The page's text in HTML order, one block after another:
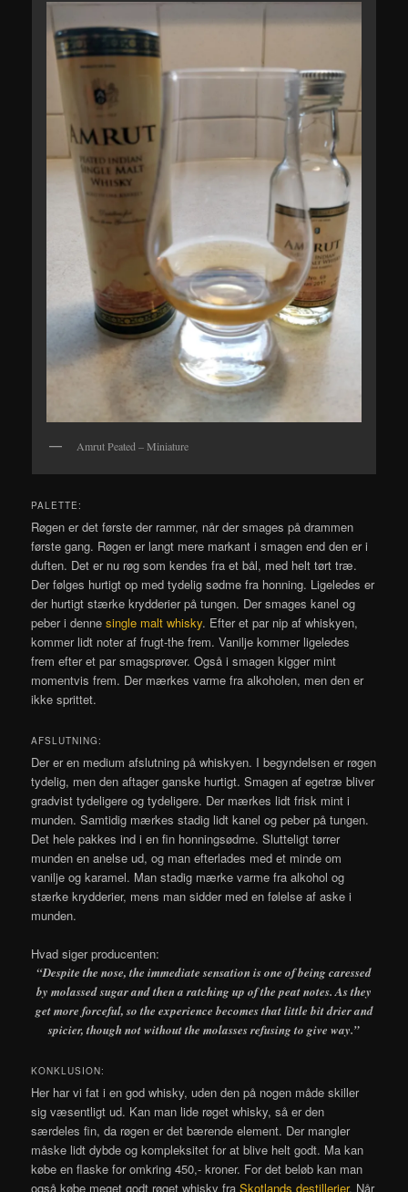
Amrut Peated – Miniature
PALETTE:
Røgen er det første der rammer, når der smages på drammen
første gang. Røgen er langt mere markant i smagen end den er i
duften. Det er nu røg som kendes fra et bål, med helt tørt træ.
Der følges hurtigt op med tydelig sødme fra honning. Ligeledes er
der hurtigt stærke krydderier på tungen. Der smages kanel og
peber i dennesingle malt whisky. Efter et par nip af whiskyen,
kommer lidt noter af frugt-the frem. Vanilje kommer ligeledes
frem efter et par smagsprøver. Også i smagen kigger mint
momentvis frem. Der mærkes varme fra alkoholen, men den er
ikke sprittet.
AFSLUTNING:
Der er en medium afslutning på whiskyen. I begyndelsen er røgen
tydelig, men den aftager ganske hurtigt. Smagen af egetræ bliver
gradvist tydeligere og tydeligere. Der mærkes lidt frisk mint i
munden. Samtidig mærkes stadig lidt kanel og peber på tungen.
Det hele pakkes ind i en fin honningsødme. Slutteligt tørrer
munden en anelse ud, og man efterlades med et minde om
vanilje og karamel. Man stadig mærke varme fra alkohol og
stærke krydderier, mens man sidder med en følelse af aske i
munden.
Hvad siger producenten:
“Despite the nose, the immediate sensation is one of being caressed
by molassed sugar and then a ratching up of the peat notes. As they
get more forceful, so the experience becomes that little bit drier and
spicier, though not without the molasses refusing to give way.”
KONKLUSION:
Her har vi fat i en god whisky, uden den på nogen måde skiller
sig væsentligt ud. Kan man lide røget whisky, så er den
særdeles fin, da røgen er det bærende element. Der mangler
måske lidt dybde og kompleksitet for at blive helt godt. Ma kan
købe en flaske for omkring 450,- kroner. For det beløb kan man
også købe meget godt røget whisky fraSkotlands destillerier. Når